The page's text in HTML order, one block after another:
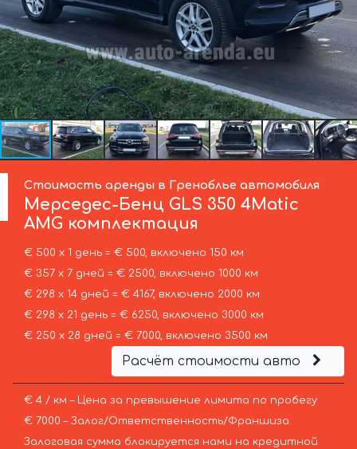
Стоимость аренды в Греноблье автомобиля
Мерседес-Бенц GLS 350 4Matic
AMG комплектация
€ 500 х 1 день = € 500, включено 150 км
€ 357 х 7 дней = € 2500, включено 1000 км
€ 298 х 14 дней = € 4167, включено 2000 км
€ 298 х 21 день = € 6250, включено 3000 км
€ 250 х 28 дней = € 7000, включено 3500 км
Расчёт стоимости авто
€ 4 / км – Цена за превышение лимита по пробегу
€ 7000 – Залог/Ответственность/Франшиза.
Залоговая сумма блокируется нами на кредитной